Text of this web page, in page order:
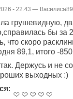
- 22:43 — Василиса89
грушевидную,
бы за
что скоро
89,1, итого -
Держусь и не
выходных :)